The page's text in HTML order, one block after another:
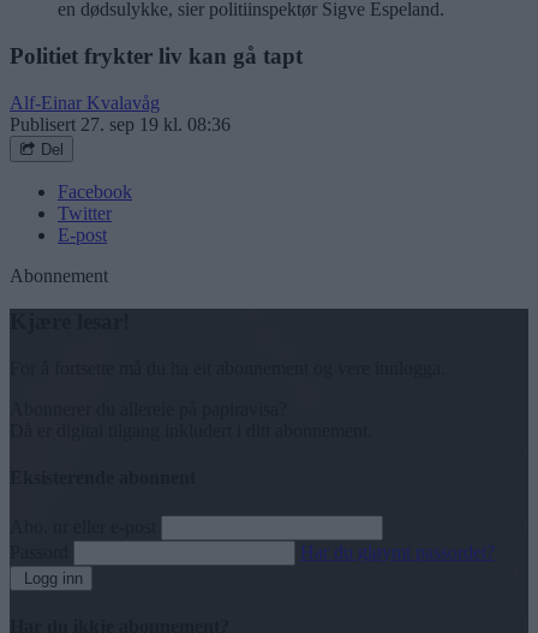
en dødsulykke, sier politiinspektør Sigve Espeland.
Politiet frykter liv kan gå tapt
Alf-Einar Kvalavåg
Publisert 27. sep 19 kl. 08:36
Del
Facebook
Twitter
E-post
Abonnement
Har du gløymt passordet?
Logg inn